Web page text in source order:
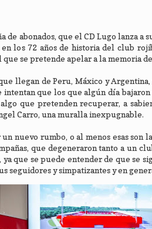
de abonados, que el CD Lugo lanza a
los 72 años de historia del club
que se pretende apelar a la memoria
llegan de Peru, Máxico y
que los que algún día
que pretenden recuperar, a
Carro, una muralla inexpugnable.
nuevo rumbo, o al menos esas
que degeneraron tanto a un
que se puede entender de que se
seguidores y simpatizantes y en